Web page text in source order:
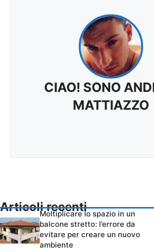
CIAO! SONO
MATTIAZZO
Articoli recenti
Moltiplicare lo spazio in un
balcone stretto: l’errore da
evitare per creare un nuovo
ambiente